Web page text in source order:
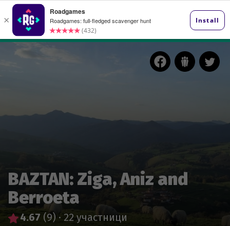
BAZTAN: Ziga, Aniz and
Berroeta
4.67 (9) · 22 участници